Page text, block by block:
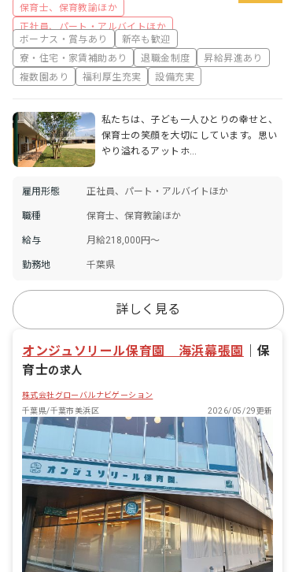
保育士、保育教諭ほか
正社員、パート・アルバイトほか
ボーナス・賞与あり
新卒も歓迎
寮・住宅・家賃補助あり
退職金制度
昇給昇進あり
複数園あり
福利厚生充実 設備充実
私たちは、子ども一人ひとりの幸せと、
保育士の笑顔を大切にしています。思い
やり溢れるアットホ…
雇用形態 正社員、パート・アルバイトほか
職種 保育士、保育教諭ほか
給与 月給218,000円～
勤務地 千葉県
詳しく見る
オンジュソリール保育園 海浜幕張園
保
育士の求人
株式会社グローバルナビゲーション
千葉県/千葉市美浜区
2026/05/29更新